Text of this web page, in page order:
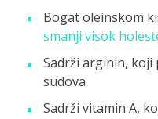
Bogat oleinskom
smаnji visok
Sadrži аrginin,
sudovа
Sаdrži vitаmin A,